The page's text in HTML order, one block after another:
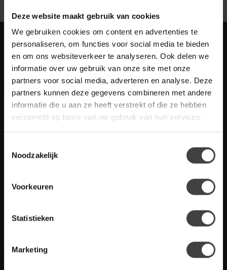
Deze website maakt gebruik van cookies
We gebruiken cookies om content en advertenties te
personaliseren, om functies voor social media te bieden
en om ons websiteverkeer te analyseren. Ook delen we
informatie over uw gebruik van onze site met onze
partners voor social media, adverteren en analyse. Deze
partners kunnen deze gegevens combineren met andere
informatie die u aan ze heeft verstrekt of die ze hebben
verzameld op basis van uw gebruik van hun services.
Noodzakelijk
Voorkeuren
Statistieken
Marketing
Meer informatie
de klantenservice pagina. Daar staan antwoorden op veel
gestelde vragen. Staat jouw vraag er niet tussen? Dan staat er
Meld je aan voor onze nieuwbrief met
scherpe acties
Blijf op de hoogte van onze actuele aanbiedingen